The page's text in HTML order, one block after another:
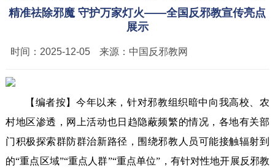
精准祛除邪魔 守护万家灯火——全国反邪教宣传亮点
展示
时间： 2025-12-05 来源： 中国反邪教网
【编者按】今年以来，针对邪教组织暗中向我高校、农
村地区渗透，网上活动也日趋隐蔽频繁的情况，各地有关部
门积极探索群防群治新路径，围绕邪教人员可能接触辐射到
的“重点区域”“重点人群”“重点单位”，有针对性地开展反邪教